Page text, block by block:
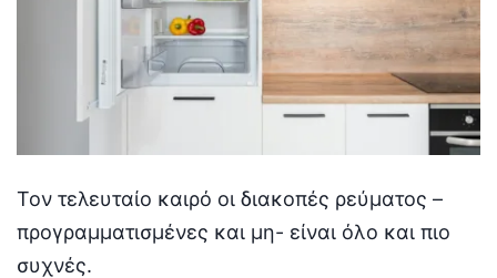
Τον τελευταίο καιρό οι διακοπές ρεύματος –
προγραμματισμένες και μη- είναι όλο και πιο
συχνές.